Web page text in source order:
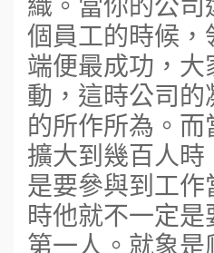
個員工的時候
端便最成功，
動，這時公司
的所作所為。
擴大到幾百人
是要參與到工
時他就不一定
第一人。就象